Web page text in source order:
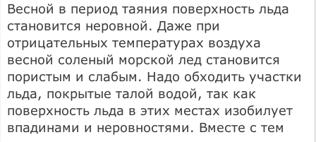
Весной в период таяния поверхность льда
становится неровной. Даже при
отрицательных температурах воздуха
весной соленый морской лед становится
пористым и слабым. Надо обходить участки
льда, покрытые талой водой, так как
поверхность льда в этих местах изобилует
впадинами и неровностями. Вместе с тем